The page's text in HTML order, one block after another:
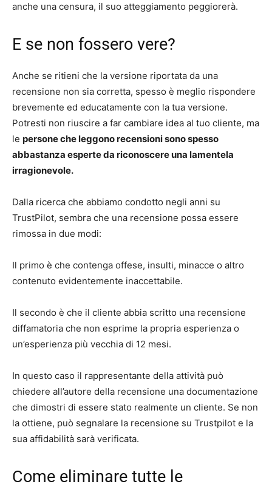
anche una censura, il suo atteggiamento peggiorerà.
E se non fossero vere?
Anche se ritieni che la versione riportata da una
recensione non sia corretta, spesso è meglio rispondere
brevemente ed educatamente con la tua versione.
Potresti non riuscire a far cambiare idea al tuo cliente, ma
le persone che leggono recensioni sono spesso
abbastanza esperte da riconoscere una lamentela
irragionevole.
Dalla ricerca che abbiamo condotto negli anni su
TrustPilot, sembra che una recensione possa essere
rimossa in due modi:
Il primo è che contenga offese, insulti, minacce o altro
contenuto evidentemente inaccettabile.
Il secondo è che il cliente abbia scritto una recensione
diffamatoria che non esprime la propria esperienza o
un’esperienza più vecchia di 12 mesi.
In questo caso il rappresentante della attività può
chiedere all’autore della recensione una documentazione
che dimostri di essere stato realmente un cliente. Se non
la ottiene, può segnalare la recensione su Trustpilot e la
sua affidabilità sarà verificata.
Come eliminare tutte le